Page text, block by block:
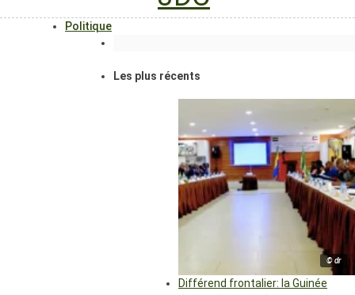
Politique
Les plus récents
© dr
Différend frontalier: la Guinée